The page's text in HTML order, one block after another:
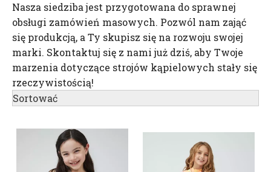
Nasza siedziba jest przygotowana do sprawnej
obsługi zamówień masowych. Pozwól nam zająć
się produkcją, a Ty skupisz się na rozwoju swojej
marki. Skontaktuj się z nami już dziś, aby Twoje
marzenia dotyczące strojów kąpielowych stały się
rzeczywistością!
Sortować